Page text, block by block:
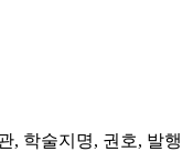
, 학술지명, 권호, 발행